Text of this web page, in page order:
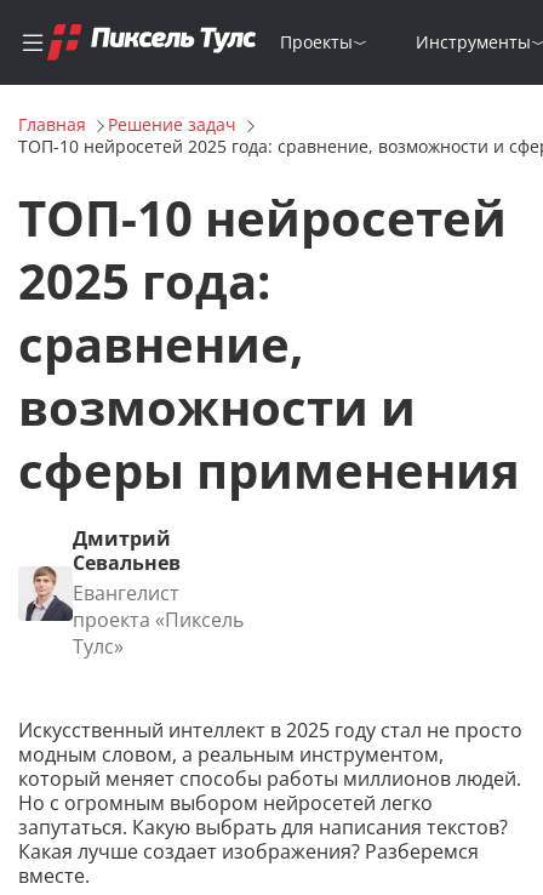
Проекты Инструменты
Главная
Решение задач
ТОП-10 нейросетей 2025 года: сравнение, возможности и
ТОП-10 нейросетей
2025 года:
сравнение,
возможности и
сферы применения
Дмитрий
Севальнев
Евангелист
проекта «Пиксель
Тулс»
Искусственный интеллект в 2025 году стал не просто
модным словом, а реальным инструментом,
который меняет способы работы миллионов людей.
Но с огромным выбором нейросетей легко
запутаться. Какую выбрать для написания текстов?
Какая лучше создает изображения? Разберемся
вместе.